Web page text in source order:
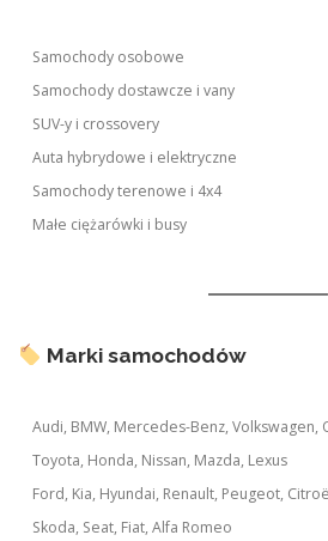
Samochody osobowe
Samochody dostawcze i vany
SUV-y i crossovery
Auta hybrydowe i elektryczne
Samochody terenowe i 4x4
Małe ciężarówki i busy
Marki samochodów
Audi, BMW, Mercedes-Benz, Volkswagen,
Toyota, Honda, Nissan, Mazda, Lexus
Ford, Kia, Hyundai, Renault, Peugeot,
Skoda, Seat, Fiat, Alfa Romeo